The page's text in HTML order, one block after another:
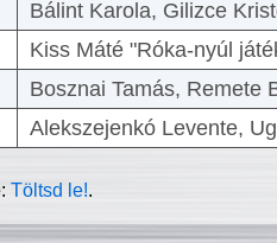
Bálint Karola, Gilizce
Kiss Máté "Róka-nyúl
Bosznai Tamás, Remete
Alekszejenkó Levente,
Töltsd le!.